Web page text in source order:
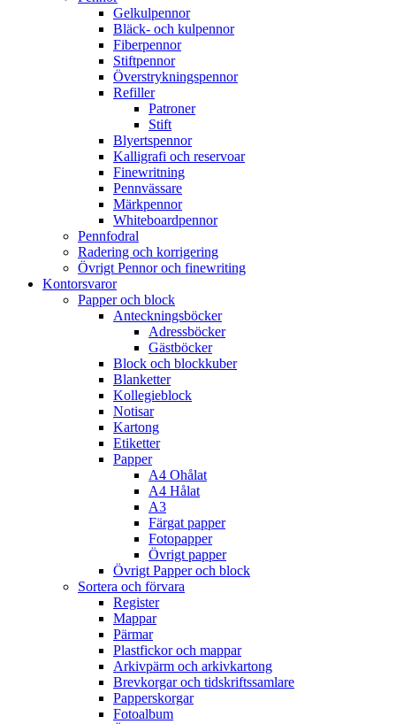
Gelkulpennor
Bläck- och kulpennor
Fiberpennor
Stiftpennor
Överstrykningspennor
Refiller
Patroner
Stift
Blyertspennor
Kalligrafi och reservoar
Finewritning
Pennvässare
Märkpennor
Whiteboardpennor
Pennfodral
Radering och korrigering
Övrigt Pennor och finewriting
Kontorsvaror
Papper och block
Anteckningsböcker
Adressböcker
Gästböcker
Block och blockkuber
Blanketter
Kollegieblock
Notisar
Kartong
Etiketter
Papper
A4 Ohålat
A4 Hålat
A3
Färgat papper
Fotopapper
Övrigt papper
Övrigt Papper och block
Sortera och förvara
Register
Mappar
Pärmar
Plastfickor och mappar
Arkivpärm och arkivkartong
Brevkorgar och tidskriftssamlare
Papperskorgar
Fotoalbum